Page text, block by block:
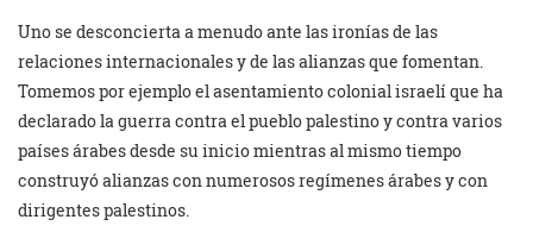
Uno se desconcierta a menudo ante las ironías de las
relaciones internacionales y de las alianzas que fomentan.
Tomemos por ejemplo el asentamiento colonial israelí que ha
declarado la guerra contra el pueblo palestino y contra varios
países árabes desde su inicio mientras al mismo tiempo
construyó alianzas con numerosos regímenes árabes y con
dirigentes palestinos.